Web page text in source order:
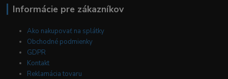
Informácie pre zákazníkov
Ako nakupovať na splátky
Obchodné podmienky
GDPR
Kontakt
Reklamácia tovaru